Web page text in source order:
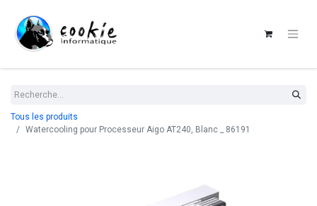
Tous les produits
Watercooling pour Processeur Aigo AT240, Blanc _ 86191